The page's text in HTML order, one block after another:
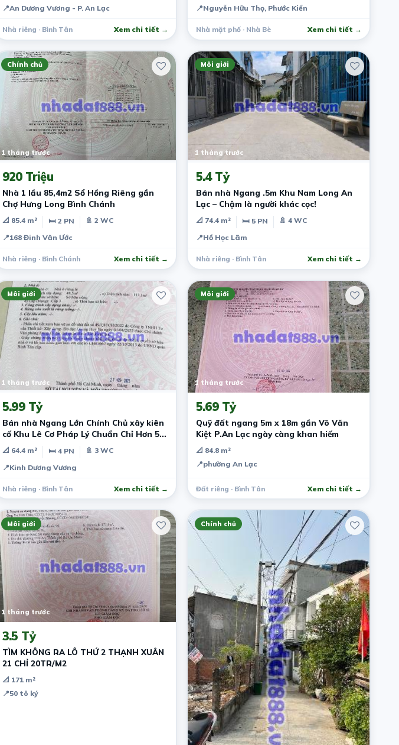
📍An Dương Vương - P. An Lạc
Nhà riêng · Bình Tân Xem chi tiết →
📍Nguyễn Hữu Thọ, Phước Kiển
Nhà mặt phố · Nhà Bè Xem chi tiết →
Chính chủ
1 tháng trước
920 Triệu
Nhà 1 lầu 85,4m2 Sổ Hồng Riêng gần
Chợ Hưng Long Bình Chánh
📐 85.4 m² 🛏 2 PN
🚿 2 WC
📍168 Đinh Văn Ước
Nhà riêng · Bình Chánh Xem chi tiết →
Môi giới
1 tháng trước
5.4 Tỷ
Bán nhà Ngang .5m Khu Nam Long An
Lạc – Chậm là người khác cọc!
📐 74.4 m² 🛏 5 PN
🚿 4 WC
📍Hồ Học Lãm
Nhà riêng · Bình Tân Xem chi tiết →
Môi giới
1 tháng trước
5.99 Tỷ
Bán nhà Ngang Lớn Chính Chủ xây kiên
cố Khu Lê Cơ Pháp Lý Chuẩn Chỉ Hơn 5
Đồng
📐 64.4 m² 🛏 4 PN
🚿 3 WC
📍Kinh Dương Vương
Nhà riêng · Bình Tân Xem chi tiết →
Môi giới
1 tháng trước
5.69 Tỷ
Quỹ đất ngang 5m x 18m gần Võ Văn
Kiệt P.An Lạc ngày càng khan hiếm
📐 84.8 m²
📍phường An Lạc
Đất riêng · Bình Tân Xem chi tiết →
Môi giới
1 tháng trước
3.5 Tỷ
TÌM KHÔNG RA LÔ THỨ 2 THẠNH XUÂN
21 CHỈ 20TR/M2
📐 171 m²
📍50 tô ký
Chính chủ